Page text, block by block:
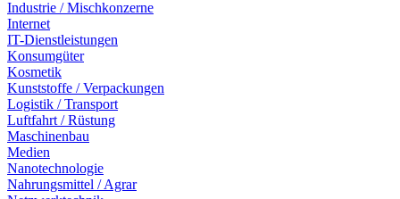
Industrie / Mischkonzerne
Internet
IT-Dienstleistungen
Konsumgüter
Kosmetik
Kunststoffe / Verpackungen
Logistik / Transport
Luftfahrt / Rüstung
Maschinenbau
Medien
Nanotechnologie
Nahrungsmittel / Agrar